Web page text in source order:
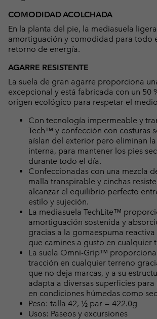
COMODIDAD ACOLCHADA
En la planta del pie, la mediasuela
amortiguación y comodidad para todo
retorno de energía.
AGARRE RESISTENTE
La suela de gran agarre proporciona
excepcional y está fabricada con un 50
origen ecológico para respetar el
Con tecnología impermeable y
Tech™ y confección con costuras
aíslan del exterior pero eliminan
interna, para mantener los pies
durante todo el día.
Confeccionadas con una mezcla
malla transpirable y cinchas
alcanzar el equilibrio perfecto
estilo y sujeción.
La mediasuela TechLite™
amortiguación sostenida y
gracias a la gomaespuma
que camines a gusto en cualquier
La suela Omni-Grip™
tracción en cualquier terreno
que no deja marcas, y a su
adapta a diversas superficies
en condiciones húmedas como
Peso: talla 42, ½ par = 422.0g
Usos: Paseos y excursiones